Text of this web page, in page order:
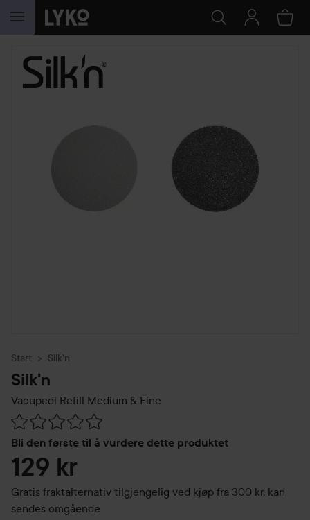
GÅ TIL INNHOLD
Start Silk'n
Silk'n
Vacupedi Refill Medium & Fine
Bli den første til å vurdere dette produktet
Gå til Vurderinger & anmeldelser
129 kr
Gratis fraktalternativ tilgjengelig ved kjøp fra 300 kr, kan
sendes omgående